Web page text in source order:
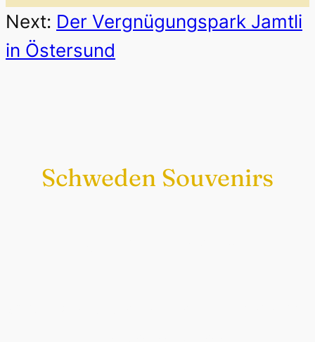
Next: Der Vergnügungspark Jamtli
in Östersund
Schweden Souvenirs